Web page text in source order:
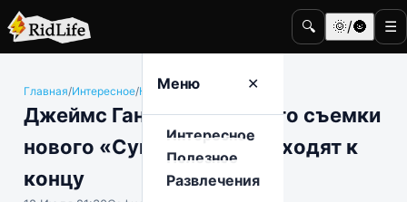
🔍 🌞/🌚 ☰
Меню ✕
Интересное
Полезное
Развлечения
Главная/Интересное/Кино и телевидение
Джеймс Ганн сообщил, что съемки
нового «Супермена» подходят к
концу